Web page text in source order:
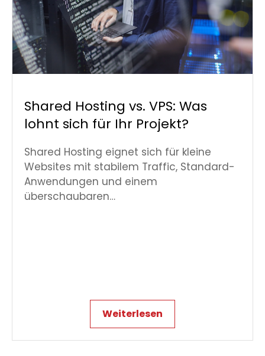
Shared Hosting vs. VPS: Was
lohnt sich für Ihr Projekt?
Shared Hosting eignet sich für kleine
Websites mit stabilem Traffic, Standard-
Anwendungen und einem
überschaubaren…
Weiterlesen